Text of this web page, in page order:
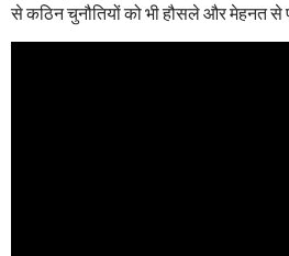
से कठिन चुनौतियों को भी हौसले और मेहनत से